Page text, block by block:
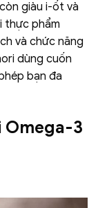
giàu i-ốt và
thực phẩm
và chức năng
dùng cuốn
bạn đa
Omega-3